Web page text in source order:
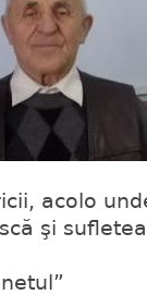
acolo
şi